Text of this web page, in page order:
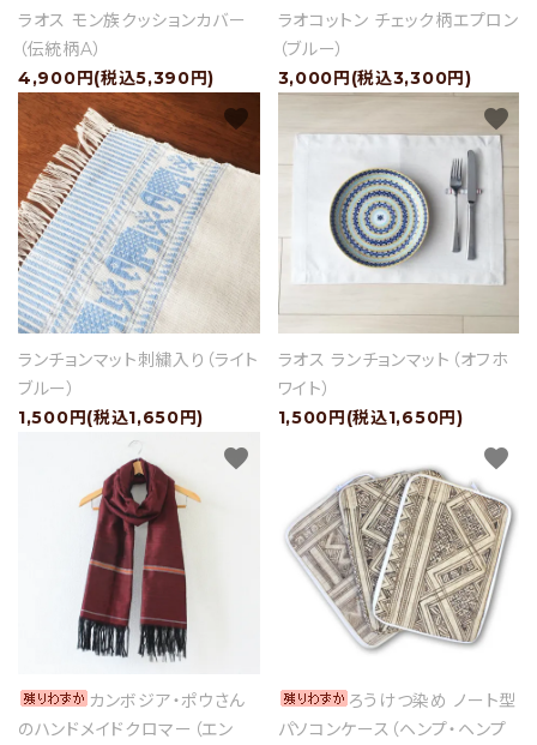
セール
アイテムから探す
素材から探す
価格から探す
国から探す
私たちについて
店舗情報
パートナーブランド
ショップブログ
- ご利用ガイド
- まとめ買いでお得
- 配送方法・送料について
ラオス モン族クッションカバー
（伝統柄A）
4,900円(税込5,390円)
ラオコットン チェック柄エプロン
（ブルー）
3,000円(税込3,300円)
ランチョンマット刺繍入り（ライト
ブルー）
1,500円(税込1,650円)
favorite
ラオス ランチョンマット（オフホ
ワイト）
1,500円(税込1,650円)
favorite
カンボジア・ポウさん
のハンドメイドクロマー（エン
favorite
ろうけつ染め ノート型
パソコンケース（ヘンプ・ヘンプ
favorite